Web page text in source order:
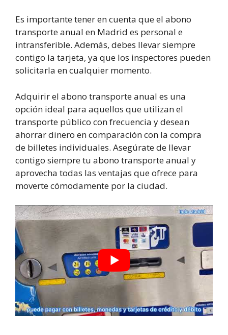
Es importante tener en cuenta que el abono
transporte anual en Madrid es personal e
intransferible. Además, debes llevar siempre
contigo la tarjeta, ya que los inspectores pueden
solicitarla en cualquier momento.
Adquirir el abono transporte anual es una
opción ideal para aquellos que utilizan el
transporte público con frecuencia y desean
ahorrar dinero en comparación con la compra
de billetes individuales. Asegúrate de llevar
contigo siempre tu abono transporte anual y
aprovecha todas las ventajas que ofrece para
moverte cómodamente por la ciudad.